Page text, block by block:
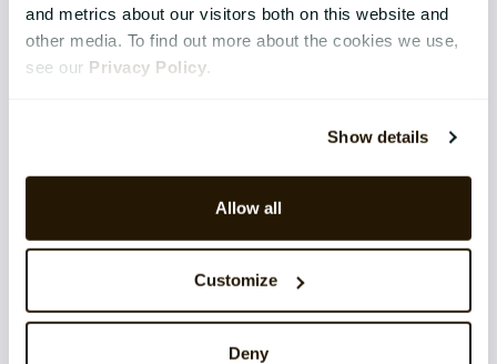
and metrics about our visitors both on this website and
other media. To find out more about the cookies we use,
see our Privacy Policy.
Show details
Allow all
Customize
Deny
Competence & Learning
Talent & Succession
Recruitment
TEKNIK & TJÄNSTER
Implementation